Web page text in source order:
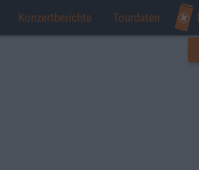
Konzertberichte Tourdaten